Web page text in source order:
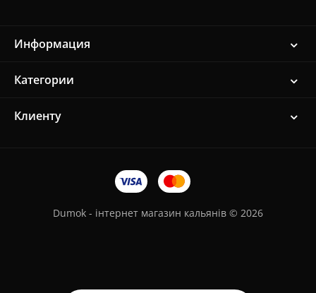
Информация
Категории
Клиенту
Dumok - інтернет магазин кальянів © 2026